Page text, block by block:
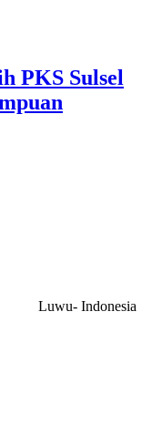
PKS Sulsel
Luwu- Indonesia